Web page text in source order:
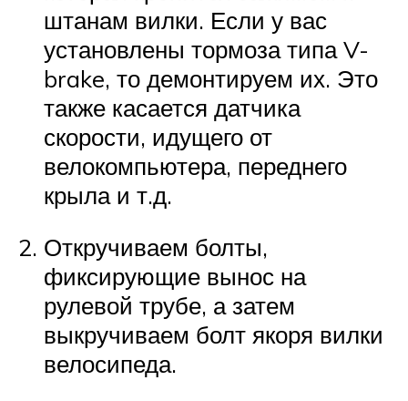
штанам вилки. Если у вас
установлены тормоза типа V-
brake, то демонтируем их. Это
также касается датчика
скорости, идущего от
велокомпьютера, переднего
крыла и т.д.
Откручиваем болты,
фиксирующие вынос на
рулевой трубе, а затем
выкручиваем болт якоря вилки
велосипеда.